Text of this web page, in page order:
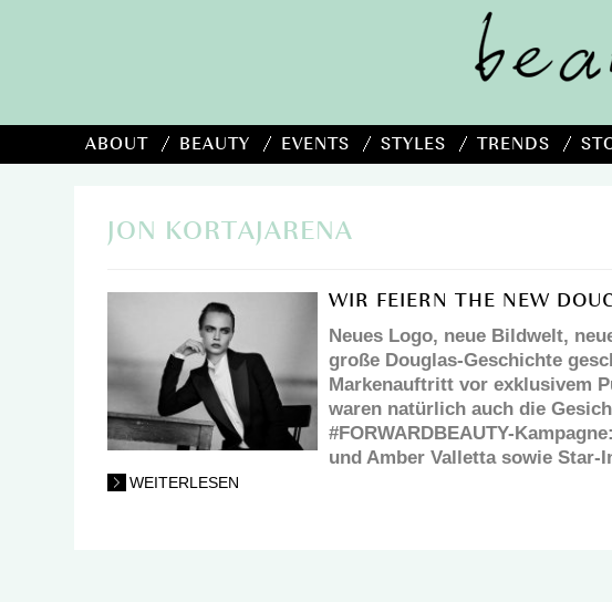
ABOUT BEAUTY EVENTS STYLES TRENDS
JON KORTAJARENA
WIR FEIERN THE NEW
Neues Logo, neue Bildwelt,
große Douglas-Geschichte
Markenauftritt vor exklusivem
waren natürlich auch die
#FORWARDBEAUTY-
und Amber Valletta sowie Star-
WEITERLESEN